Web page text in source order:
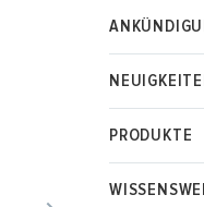
PRODUKTE